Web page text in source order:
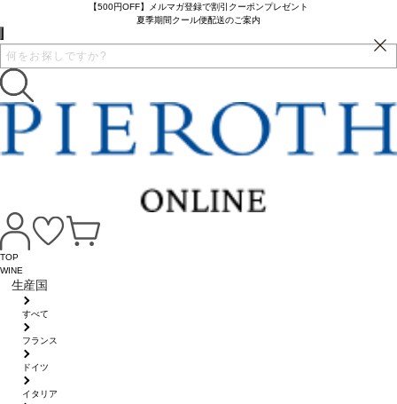
【500円OFF】メルマガ登録で割引クーポンプレゼント
夏季期間クール便配送のご案内
TOP
WINE
生産国
すべて
フランス
ドイツ
イタリア